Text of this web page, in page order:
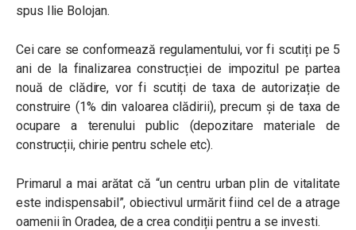
spus Ilie Bolojan.
Cei care se conformează regulamentului, vor fi scutiți pe 5
ani de la finalizarea construcției de impozitul pe partea
nouă de clădire, vor fi scutiți de taxa de autorizație de
construire (1% din valoarea clădirii), precum și de taxa de
ocupare a terenului public (depozitare materiale de
construcții, chirie pentru schele etc).
Primarul a mai arătat că “un centru urban plin de vitalitate
este indispensabil”, obiectivul urmărit fiind cel de a atrage
oamenii în Oradea, de a crea condiții pentru a se investi.